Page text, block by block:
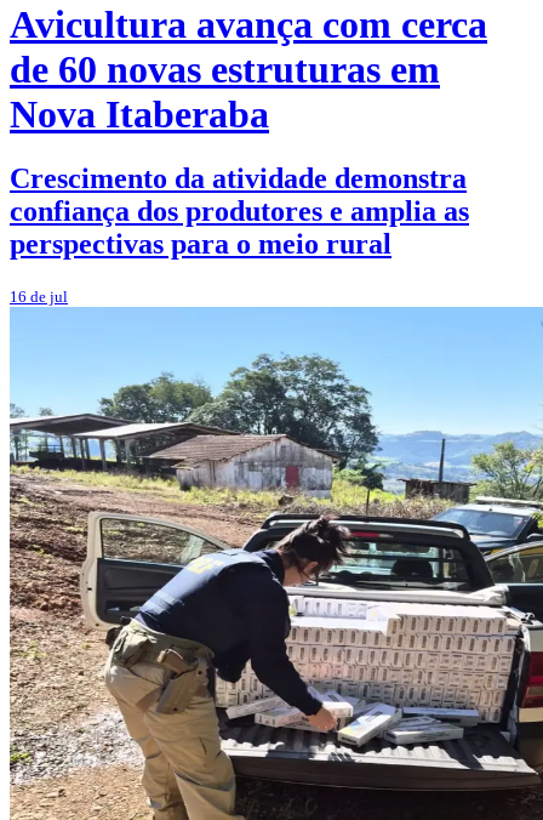
Avicultura avança com cerca
de 60 novas estruturas em
Nova Itaberaba
Crescimento da atividade demonstra
confiança dos produtores e amplia as
perspectivas para o meio rural
16 de jul